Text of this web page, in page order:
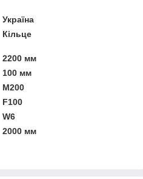
Україна
Кільце
2200 мм
100 мм
М200
F100
W6
2000 мм